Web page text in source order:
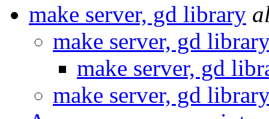
make server, gd library
make server, gd
make server, gd
make server, gd